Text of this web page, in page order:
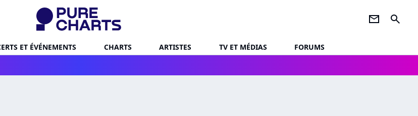
newsletter search
ET ÉVÉNEMENTS CHARTS ARTISTES TV ET MÉDIAS
FORUMS